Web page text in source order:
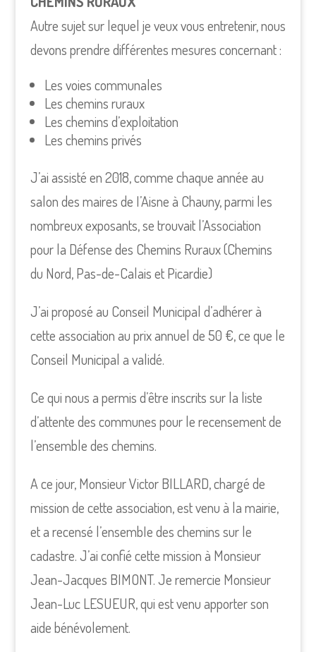
Autre sujet sur lequel je veux vous entretenir, nous
devons prendre différentes mesures concernant :
Les voies communales
Les chemins ruraux
Les chemins d’exploitation
Les chemins privés
J’ai assisté en 2018, comme chaque année au
salon des maires de I’Aisne à Chauny, parmi les
nombreux exposants, se trouvait l’Association
pour la Défense des Chemins Ruraux (Chemins
du Nord, Pas-de-Calais et Picardie)
J’ai proposé au Conseil Municipal d’adhérer à
cette association au prix annuel de 50 €, ce que le
Conseil Municipal a validé.
Ce qui nous a permis d’être inscrits sur la liste
d’attente des communes pour le recensement de
l’ensemble des chemins.
A ce jour, Monsieur Victor BILLARD, chargé de
mission de cette association, est venu à la mairie,
et a recensé l’ensembIe des chemins sur le
cadastre. J’ai confié cette mission à Monsieur
Jean-Jacques BIMONT. Je remercie Monsieur
Jean-Luc LESUEUR, qui est venu apporter son
aide bénévolement.